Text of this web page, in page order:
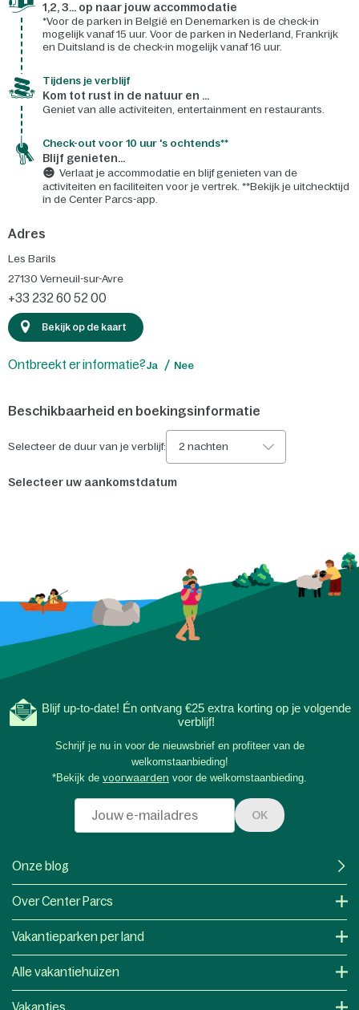
1,2, 3... op naar jouw accommodatie
*Voor de parken in België en Denemarken is de check-in
mogelijk vanaf 15 uur. Voor de parken in Nederland, Frankrijk
en Duitsland is de check-in mogelijk vanaf 16 uur.
Tijdens je verblijf
Kom tot rust in de natuur en ...
Geniet van alle activiteiten, entertainment en restaurants.
Check-out voor 10 uur 's ochtends**
Blijf genieten...
Verlaat je accommodatie en blijf genieten van de
activiteiten en faciliteiten voor je vertrek. **Bekijk je uitchecktijd
in de Center Parcs-app.
Adres
Les Barils
27130 Verneuil-sur-Avre
+33 232 60 52 00
Bekijk op de kaart
Ontbreekt er informatie?Ja Nee
Beschikbaarheid en boekingsinformatie
Selecteer de duur van je verblijf: 2 nachten
Selecteer uw aankomstdatum
Blijf up-to-date! Én ontvang €25 extra korting op je volgende
verblijf!
Schrijf je nu in voor de nieuwsbrief en profiteer van de
welkomstaanbieding!
*Bekijk de voorwaarden voor de welkomstaanbieding.
OK
Onze blog
Over Center Parcs
Vakantieparken per land
Alle vakantiehuizen
Vakanties